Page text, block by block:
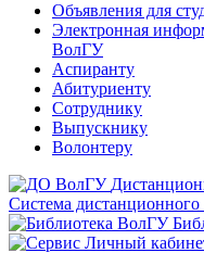
Объявления для
Электронная
ВолГУ
Аспиранту
Абитуриенту
Сотруднику
Выпускнику
Волонтеру
Система